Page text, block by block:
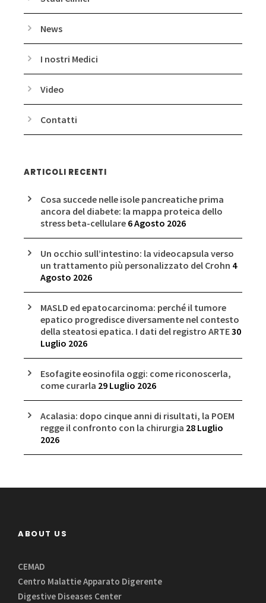
News
I nostri Medici
Video
Contatti
ARTICOLI RECENTI
Cosa succede nelle isole pancreatiche prima
ancora del diabete: la mappa proteica dello
stress beta-cellulare 6 Agosto 2026
Un occhio sull’intestino: la videocapsula verso
un trattamento più personalizzato del Crohn 4
Agosto 2026
MASLD ed epatocarcinoma: perché il tumore
epatico progredisce diversamente nel contesto
della steatosi epatica. I dati del registro ARTE30
Luglio 2026
Esofagite eosinofila oggi: come riconoscerla,
come curarla 29 Luglio 2026
Acalasia: dopo cinque anni di risultati, la POEM
regge il confronto con la chirurgia 28 Luglio
2026
ABOUT US
CEMAD
Centro Malattie Apparato Digerente
Digestive Diseases Center